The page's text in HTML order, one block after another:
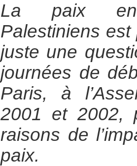
La paix
Palestiniens
juste une
journées de
Paris, à
2001 et 2002,
raisons de
paix.